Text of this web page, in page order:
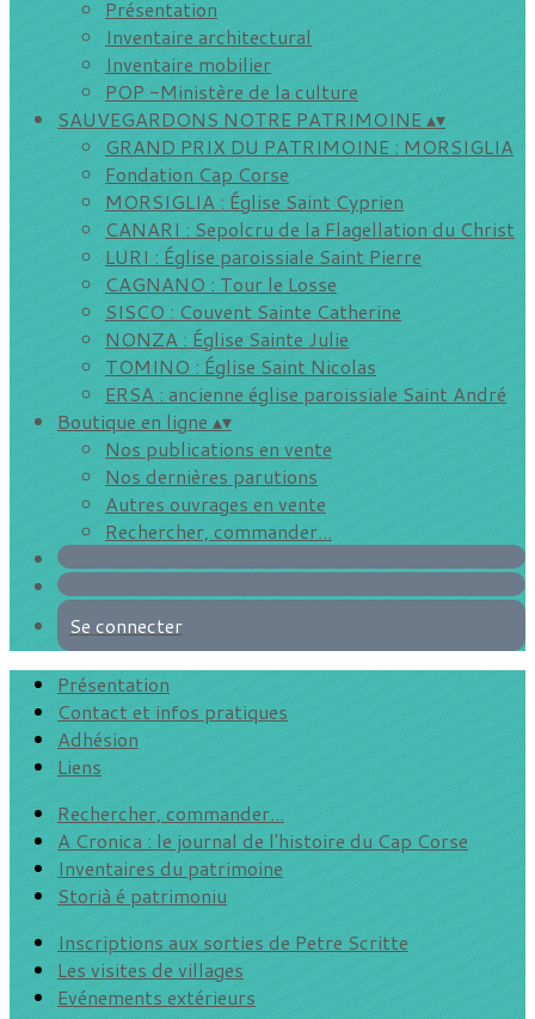
Présentation
Inventaire architectural
Inventaire mobilier
POP -Ministère de la culture
SAUVEGARDONS NOTRE PATRIMOINE▴▾
GRAND PRIX DU PATRIMOINE : MORSIGLIA
Fondation Cap Corse
MORSIGLIA : Église Saint Cyprien
CANARI : Sepolcru de la Flagellation du Christ
LURI : Église paroissiale Saint Pierre
CAGNANO : Tour le Losse
SISCO : Couvent Sainte Catherine
NONZA : Église Sainte Julie
TOMINO : Église Saint Nicolas
ERSA : ancienne église paroissiale Saint André
Boutique en ligne ▴▾
Nos publications en vente
Nos dernières parutions
Autres ouvrages en vente
Rechercher, commander...
Se connecter
Présentation
Contact et infos pratiques
Adhésion
Liens
Rechercher, commander...
A Cronica : le journal de l'histoire du Cap Corse
Inventaires du patrimoine
Storià é patrimoniu
Inscriptions aux sorties de Petre Scritte
Les visites de villages
Evénements extérieurs